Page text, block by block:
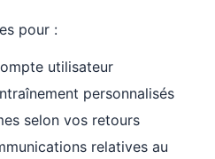
pour :
utilisateur
personnalisés
selon vos retours
relatives au